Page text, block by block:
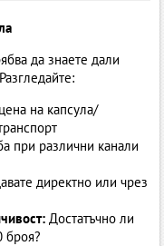
да знаете дали
цена на капсула/
при различни канали
директно или чрез
Достатъчно ли
броя?